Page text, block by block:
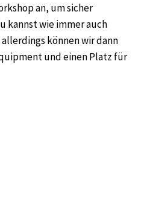
an, um sicher
kannst wie immer auch
können wir dann
und einen Platz für